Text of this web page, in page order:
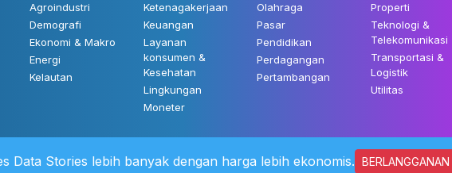
Agroindustri
Demografi
Ekonomi & Makro
Energi
Kelautan
Ketenagakerjaan
Keuangan
Layanan
konsumen &
Kesehatan
Lingkungan
Moneter
Olahraga
Pasar
Pendidikan
Perdagangan
Pertambangan
Properti
Teknologi &
Telekomunikasi
Transportasi &
Logistik
Utilitas
©2022 Katadata. Hak cipta dilindungi Undang-undang.
Data Stories lebih banyak dengan harga lebih ekonomis. BERLANGGANAN